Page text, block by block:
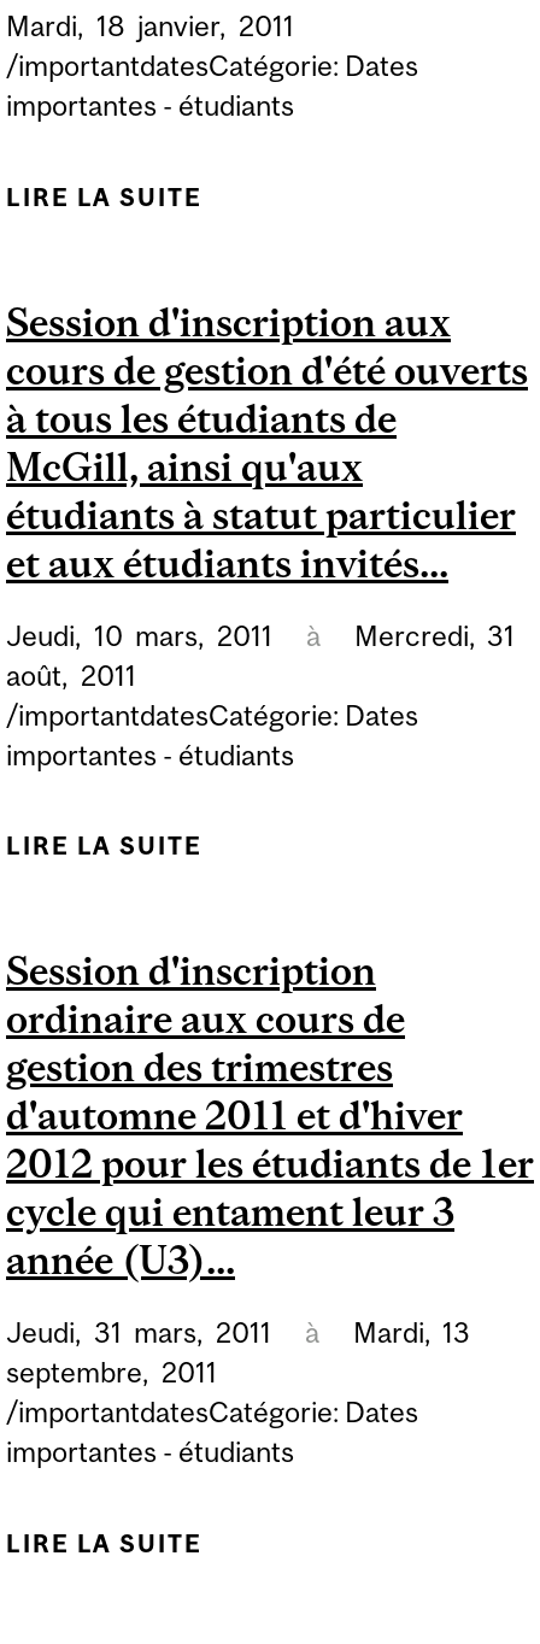
Mardi, 18 janvier, 2011
/importantdatesCatégorie: Dates
importantes - étudiants
LIRE LA SUITE
(AJOUT/ABANDON)
COURS DU TRIMESTRE
D'HIVER ET COURS
OFFERTS AU CENTRE
D'ÉDUCATION
PERMANENTE PAR LES
FACULTÉS SUIVANTES
DURANT LE TRIMESTRE
Session d'inscription aux
cours de gestion d'été ouverts
à tous les étudiants de
McGill, ainsi qu'aux
étudiants à statut particulier
et aux étudiants invités...
Jeudi, 10 mars, 2011 à Mercredi, 31
août, 2011
/importantdatesCatégorie: Dates
importantes - étudiants
LIRE LA SUITE
D'ÉTÉ OUVERTS À TOUS
LES ÉTUDIANTS DE
MCGILL, AINSI QU'AUX
ÉTUDIANTS À STATUT
PARTICULIER ET AUX
ÉTUDIANTS INVITÉS...
Session d'inscription
ordinaire aux cours de
gestion des trimestres
d'automne 2011 et d'hiver
2012 pour les étudiants de 1er
cycle qui entament leur 3
année (U3)...
Jeudi, 31 mars, 2011 à Mardi, 13
septembre, 2011
/importantdatesCatégorie: Dates
importantes - étudiants
LIRE LA SUITE